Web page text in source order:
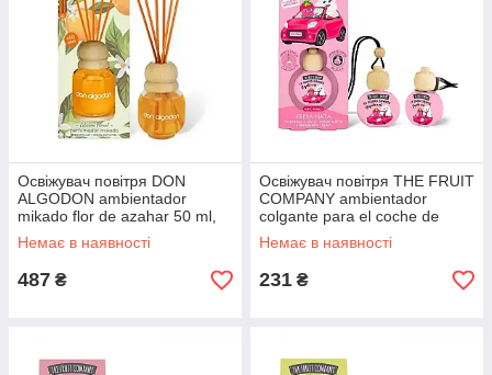
Освіжувач повітря DON
ALGODON ambientador
mikado flor de azahar 50 ml,
оригінал. Доставка з США/ЄС
протягом 14 днів
Немає в наявності
487 ₴
Освіжувач повітря THE FRUIT
COMPANY ambientador
colgante para el coche de
fresa con nata 40 ml,
оригінал. Доставка з США/ЄС
Немає в наявності
231 ₴